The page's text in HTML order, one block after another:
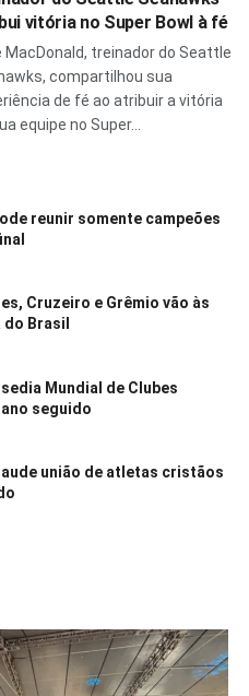
vitória no Super Bowl à fé
MacDonald, treinador do Seattle
compartilhou sua
de fé ao atribuir a vitória
equipe no Super...
reunir somente campeões
Cruzeiro e Grêmio vão às
Brasil
Mundial de Clubes
seguido
união de atletas cristãos